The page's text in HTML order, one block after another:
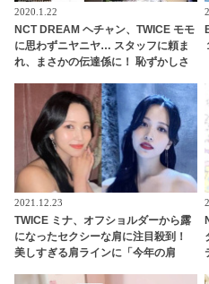
2020.1.22
NCT DREAM ヘチャン、TWICE モモ
に思わずニヤニヤ… スタッフに頼ま
れ、まさかの伝達係に！ 恥ずかしさ
する、かわいいすぎる姿に、ファン
の視線釘づけ
2021.12.23
TWICE ミナ、オフショルダーから露
になったセクシーな肩に注目殺到！
美しすぎる肩ラインに「今年の肩